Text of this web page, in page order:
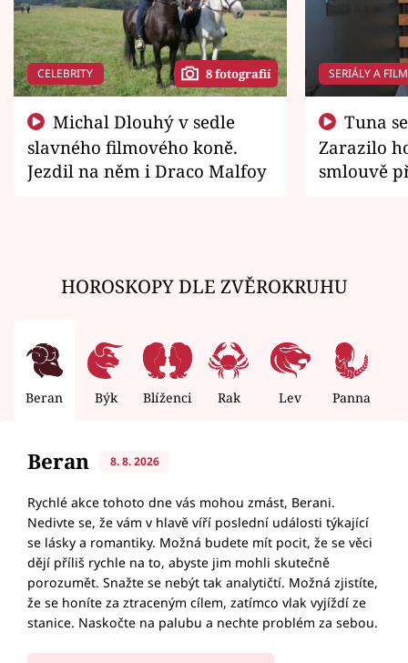
CELEBRITY 8 fotografií
slavného filmového koně.
Jezdil na něm i Draco Malfoy
SERIÁLY A
Zarazilo
smlouvě
HOROSKOPY DLE ZVĚROKRUHU
Beran Býk Blíženci Rak Lev Panna
Beran 8. 8. 2026
Rychlé akce tohoto dne vás mohou zmást, Berani.
Nedivte se, že vám v hlavě víří poslední události týkající
se lásky a romantiky. Možná budete mít pocit, že se věci
dějí příliš rychle na to, abyste jim mohli skutečně
porozumět. Snažte se nebýt tak analytičtí. Možná zjistíte,
že se honíte za ztraceným cílem, zatímco vlak vyjíždí ze
stanice. Naskočte na palubu a nechte problém za sebou.